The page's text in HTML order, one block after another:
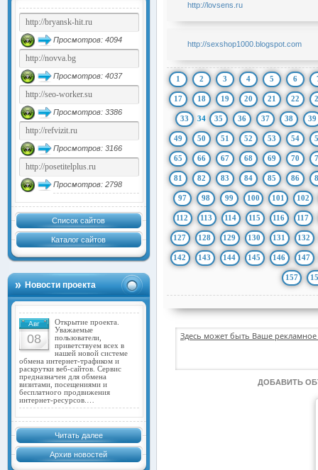
Просмотров: 4094
Просмотров: 4037
Просмотров: 3386
Просмотров: 3166
Просмотров: 2798
Список сайтов
Каталог сайтов
Новости проекта
Авг
08
Открытие проекта.
Уважаемые
пользователи,
приветствуем всех в
нашей новой системе
обмена интернет-трафиком и
раскрутки веб-сайтов. Сервис
предназначен для обмена
визитами, посещениями и
бесплатного продвижения
интернет-ресурсов.…
Читать далее
Архив новостей
http://lovsens.ru
http://sexshop1000.blogspot.com
1 2 3 4 5 6
17 18 19 20 21 22
33 34 35 36 37 38 39
49 50 51 52 53 54
65 66 67 68 69 70
81 82 83 84 85 86
97 98 99 100 101 102
112 113 114 115 116 117
127 128 129 130 131 132
142 143 144 145 146 147
157
Здесь может быть Ваше
ДОБАВИТЬ